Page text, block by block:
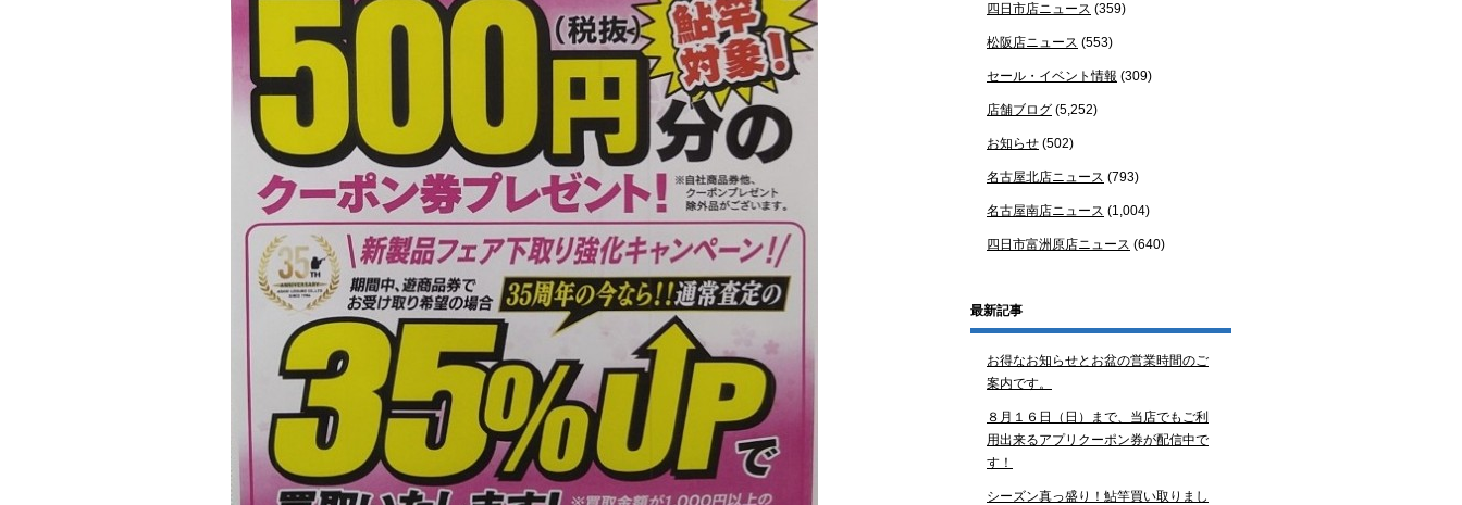
四日市店ニュース (359)
松阪店ニュース (553)
セール・イベント情報 (309)
店舗ブログ (5,252)
お知らせ (502)
名古屋北店ニュース (793)
名古屋南店ニュース (1,004)
四日市富洲原店ニュース (640)
最新記事
お得なお知らせとお盆の営業時間のご
案内です。
８月１６日（日）まで、当店でもご利
用出来るアプリクーポン券が配信中で
す！
シーズン真っ盛り！鮎竿買い取りまし